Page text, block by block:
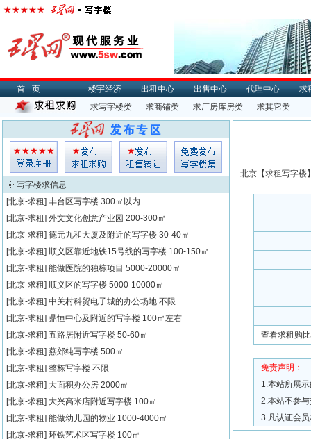
首页 楼宇经济 出租中心 出售中心 代理中心
求
求写字楼类
求商铺类 求厂房库房类 求其它类
北京【求租写字楼
查看求租购
免责声明：
1.本站所展
2.本站不参
3.凡认证会
写字楼求信息
[北京-求租] 丰台区写字楼 300㎡以内
[北京-求租] 外文文化创意产业园 200-300㎡
[北京-求租] 德元九和大厦及附近的写字楼 30-40㎡
[北京-求租] 顺义区靠近地铁15号线的写字楼 100-150㎡
[北京-求租] 能做医院的独栋项目 5000-20000㎡
[北京-求租] 顺义区的写字楼 5000-10000㎡
[北京-求租] 中关村科贸电子城的办公场地 不限
[北京-求租] 鼎恒中心及附近的写字楼 100㎡左右
[北京-求租] 五路居附近写字楼 50-60㎡
[北京-求租] 燕郊纯写字楼 500㎡
[北京-求租] 整栋写字楼 不限
[北京-求租] 大面积办公房 2000㎡
[北京-求租] 大兴高米店附近写字楼 100㎡
[北京-求租] 能做幼儿园的物业 1000-4000㎡
[北京-求租] 环铁艺术区写字楼 100㎡